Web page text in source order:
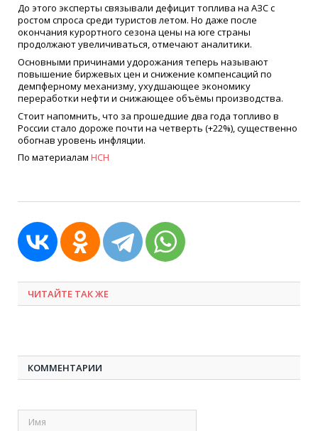
До этого эксперты связывали дефицит топлива на АЗС с
ростом спроса среди туристов летом. Но даже после
окончания курортного сезона цены на юге страны
продолжают увеличиваться, отмечают аналитики.
Основными причинами удорожания теперь называют
повышение биржевых цен и снижение компенсаций по
демпферному механизму, ухудшающее экономику
переработки нефти и снижающее объёмы производства.
Стоит напомнить, что за прошедшие два года топливо в
России стало дороже почти на четверть (+22%), существенно
обогнав уровень инфляции.
По материалам НСН
ЧИТАЙТЕ ТАК ЖЕ
КОММЕНТАРИИ